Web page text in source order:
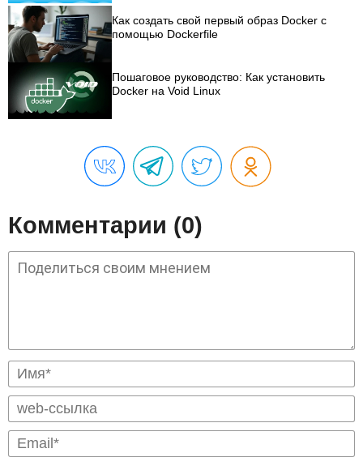
Как создать свой первый образ Docker с
помощью Dockerfile
Пошаговое руководство: Как установить
Docker на Void Linux
Комментарии (0)